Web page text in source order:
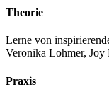
Theorie
Lerne von
Veronika Lohmer,
Praxis